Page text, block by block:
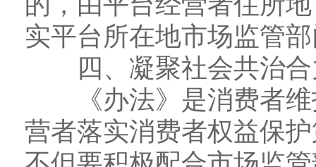
实平台所在地市场监管
四、凝聚社会共治合
《办法》是消费者维
营者落实消费者权益保